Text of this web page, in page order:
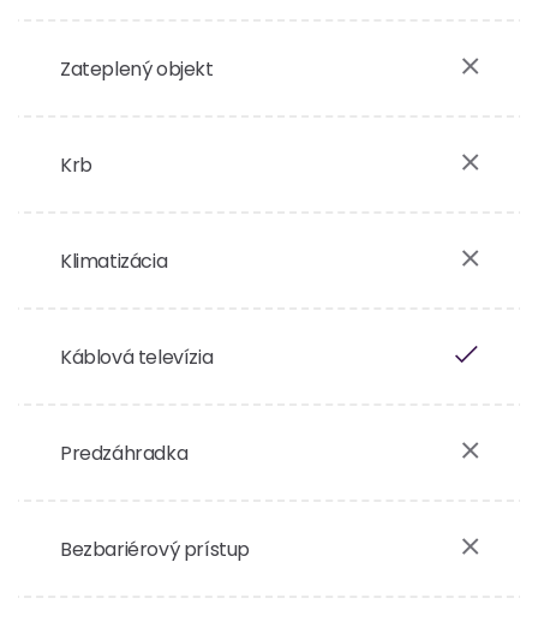
Zateplený objekt
Krb
Klimatizácia
Káblová televízia
Predzáhradka
Bezbariérový prístup